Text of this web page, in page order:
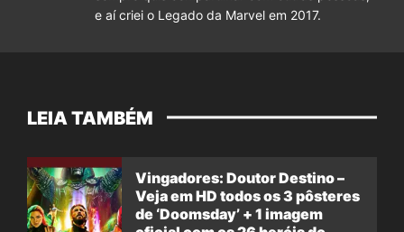
e aí criei o Legado da Marvel em 2017.
LEIA TAMBÉM
Vingadores: Doutor Destino –
Veja em HD todos os 3 pôsteres
de ‘Doomsday’ + 1 imagem